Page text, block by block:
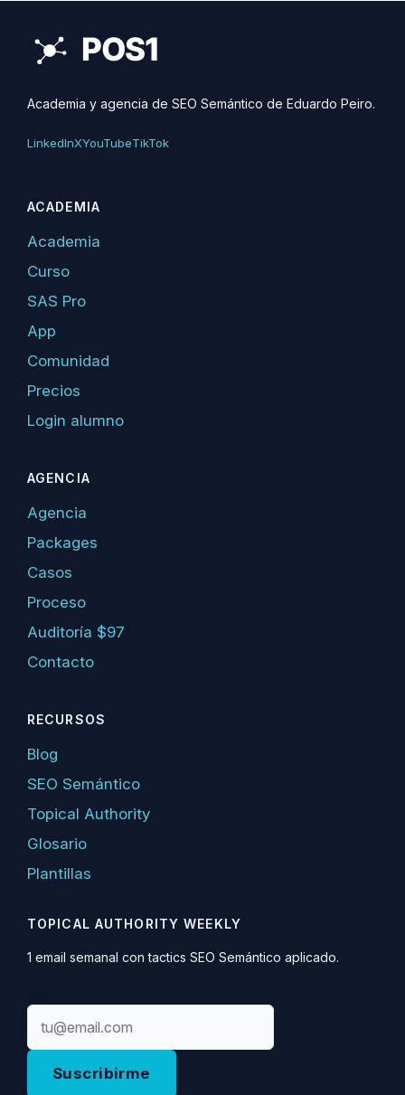
Academia y agencia de SEO Semántico de Eduardo Peiro.
LinkedInXYouTubeTikTok
ACADEMIA
Academia
Curso
SAS Pro
App
Comunidad
Precios
Login alumno
AGENCIA
Agencia
Packages
Casos
Proceso
Auditoría $97
Contacto
RECURSOS
Blog
SEO Semántico
Topical Authority
Glosario
Plantillas
TOPICAL AUTHORITY WEEKLY
1 email semanal con tactics SEO Semántico aplicado.
Suscribirme